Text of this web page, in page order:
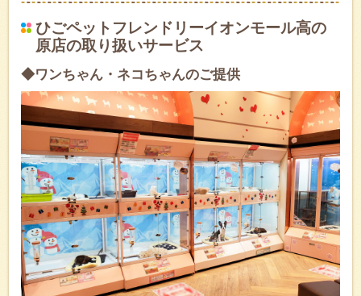
ひごペットフレンドリーイオンモール高の
原店の取り扱いサービス
◆ワンちゃん・ネコちゃんのご提供